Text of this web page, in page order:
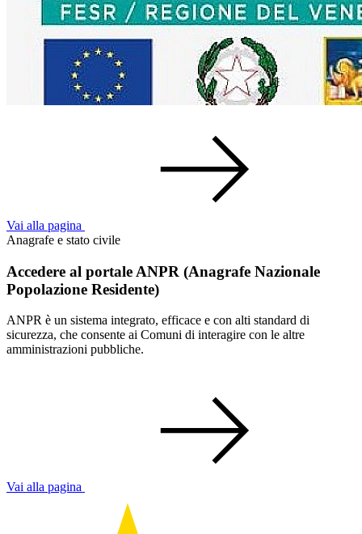
Vai alla pagina
Anagrafe e stato civile
Accedere al portale ANPR (Anagrafe Nazionale
Popolazione Residente)
ANPR è un sistema integrato, efficace e con alti standard di
sicurezza, che consente ai Comuni di interagire con le altre
amministrazioni pubbliche.
Vai alla pagina